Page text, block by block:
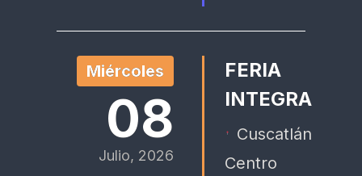
Miércoles
08
Julio, 2026
FERIA
INTEGRA
Cuscatlán
Centro